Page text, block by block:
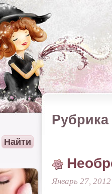
Рубрика
Январь 27, 2012